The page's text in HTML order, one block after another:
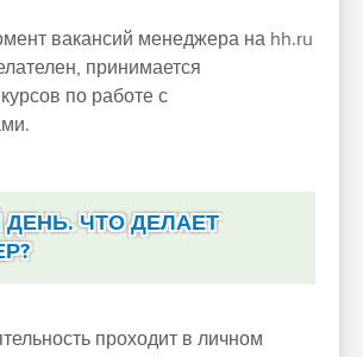
вакансий менеджера на hh.ru
принимается
по работе с
ЧТО ДЕЛАЕТ
проходит в личном